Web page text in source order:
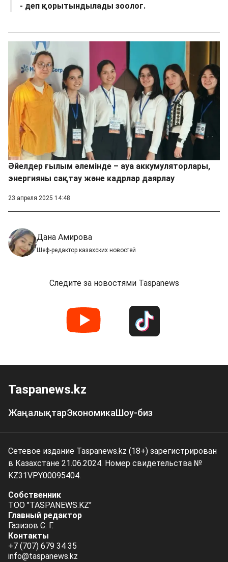
- деп қорытындылады зоолог.
Әйелдер ғылым әлемінде – ауа аккумуляторлары,
энергияны сақтау және кадрлар даярлау
23 апреля 2025 14:48
Дана Амирова
Шеф-редактор казахских новостей
Следите за новостями Taspanews
Taspanews.kz
ЖаңалықтарЭкономикаШоу-биз
Сетевое издание Taspanews.kz (18+) зарегистрирован
в Казахстане 21.06.2024. Номер свидетельства №
KZ31VPY00095404.
Собственник
ТОО "TASPANEWS.KZ"
Главный редактор
Газизов С. Г.
Контакты
+7 (707) 679 34 35
info@taspanews.kz